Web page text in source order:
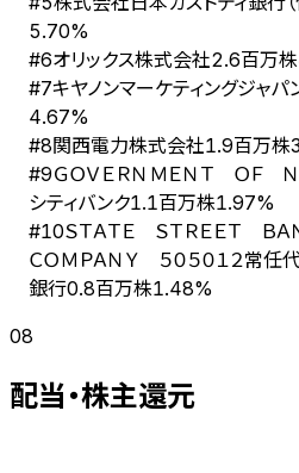
5.70%
#6オリックス株式会社2.6百万株
#7キヤノンマーケティングジャ
4.67%
#8関西電力株式会社1.9百万株
#9ＧＯＶＥＲＮＭＥＮＴ ＯＦ
シティバンク1.1百万株1.97%
#10ＳＴＡＴＥ ＳＴＲＥＥＴ Ｂ
ＣＯＭＰＡＮＹ ５０５０１２常
銀行0.8百万株1.48%
08
配当・株主還元